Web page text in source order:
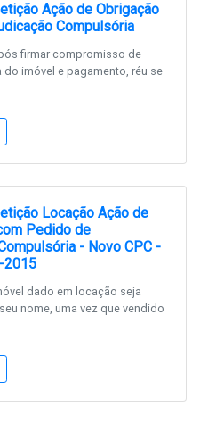
Ação de Obrigação
Compulsória
firmar compromisso de
do imóvel e pagamento, réu se
Locação Ação de
Pedido de
- Novo CPC -
2015
dado em locação seja
nome, uma vez que vendido